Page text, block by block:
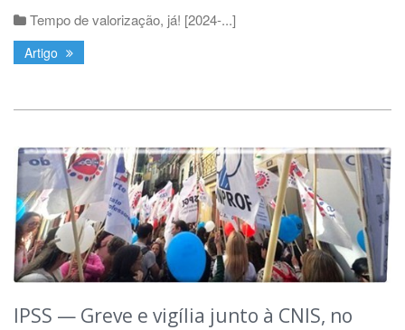
Tempo de valorização, já! [2024-...]
Artigo
IPSS — Greve e vigília junto à CNIS, no